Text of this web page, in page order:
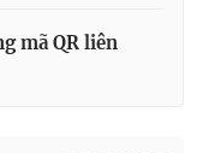
mã QR liên